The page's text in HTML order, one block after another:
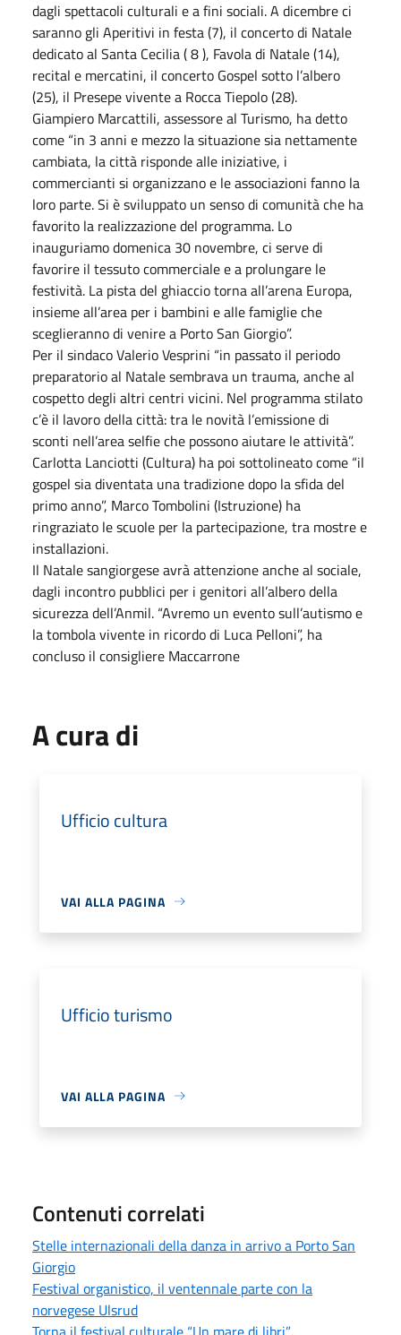
dagli spettacoli culturali e a fini sociali. A dicembre ci
saranno gli Aperitivi in festa (7), il concerto di Natale
dedicato al Santa Cecilia ( 8 ), Favola di Natale (14),
recital e mercatini, il concerto Gospel sotto l’albero
(25), il Presepe vivente a Rocca Tiepolo (28).
Giampiero Marcattili, assessore al Turismo, ha detto
come “in 3 anni e mezzo la situazione sia nettamente
cambiata, la città risponde alle iniziative, i
commercianti si organizzano e le associazioni fanno la
loro parte. Si è sviluppato un senso di comunità che ha
favorito la realizzazione del programma. Lo
inauguriamo domenica 30 novembre, ci serve di
favorire il tessuto commerciale e a prolungare le
festività. La pista del ghiaccio torna all’arena Europa,
insieme all’area per i bambini e alle famiglie che
sceglieranno di venire a Porto San Giorgio”.
Per il sindaco Valerio Vesprini “in passato il periodo
preparatorio al Natale sembrava un trauma, anche al
cospetto degli altri centri vicini. Nel programma stilato
c’è il lavoro della città: tra le novità l’emissione di
sconti nell’area selfie che possono aiutare le attività”.
Carlotta Lanciotti (Cultura) ha poi sottolineato come “il
gospel sia diventata una tradizione dopo la sfida del
primo anno”, Marco Tombolini (Istruzione) ha
ringraziato le scuole per la partecipazione, tra mostre e
installazioni.
Il Natale sangiorgese avrà attenzione anche al sociale,
dagli incontro pubblici per i genitori all’albero della
sicurezza dell’Anmil. “Avremo un evento sull’autismo e
la tombola vivente in ricordo di Luca Pelloni”, ha
concluso il consigliere Maccarrone
A cura di
Ufficio cultura
VAI ALLA PAGINA
Ufficio turismo
VAI ALLA PAGINA
Contenuti correlati
Stelle internazionali della danza in arrivo a Porto San
Giorgio
Festival organistico, il ventennale parte con la
norvegese Ulsrud